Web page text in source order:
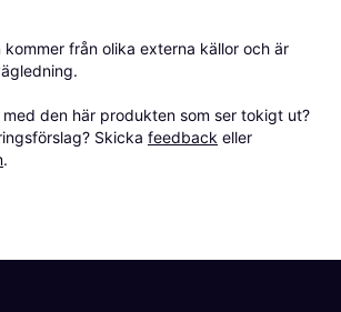
kommer från olika externa källor och är
den här produkten som ser tokigt ut?
Skicka feedback eller
.